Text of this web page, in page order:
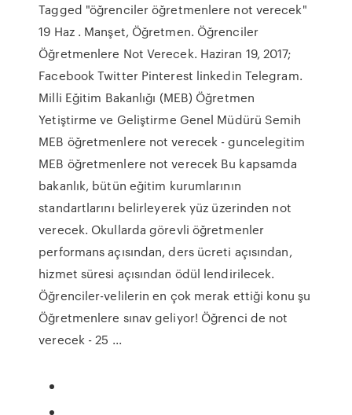
Tagged "öğrenciler öğretmenlere not verecek"
19 Haz . Manşet, Öğretmen. Öğrenciler
Öğretmenlere Not Verecek. Haziran 19, 2017;
Facebook Twitter Pinterest linkedin Telegram.
Milli Eğitim Bakanlığı (MEB) Öğretmen
Yetiştirme ve Geliştirme Genel Müdürü Semih
MEB öğretmenlere not verecek - guncelegitim
MEB öğretmenlere not verecek Bu kapsamda
bakanlık, bütün eğitim kurumlarının
standartlarını belirleyerek yüz üzerinden not
verecek. Okullarda görevli öğretmenler
performans açısından, ders ücreti açısından,
hizmet süresi açısından ödül lendirilecek.
Öğrenciler-velilerin en çok merak ettiği konu şu
Öğretmenlere sınav geliyor! Öğrenci de not
verecek - 25 ...